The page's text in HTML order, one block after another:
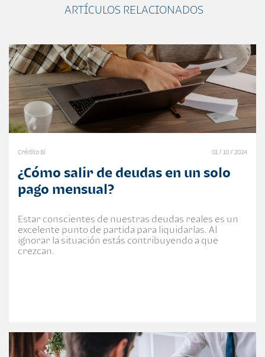
ARTÍCULOS RELACIONADOS
Crédito Bi 01 / 10 / 2024
¿Cómo salir de deudas en un solo
pago mensual?
Estar conscientes de nuestras deudas reales es un
excelente punto de partida para liquidarlas. Al
ignorar la situación estás contribuyendo a que
crezcan.